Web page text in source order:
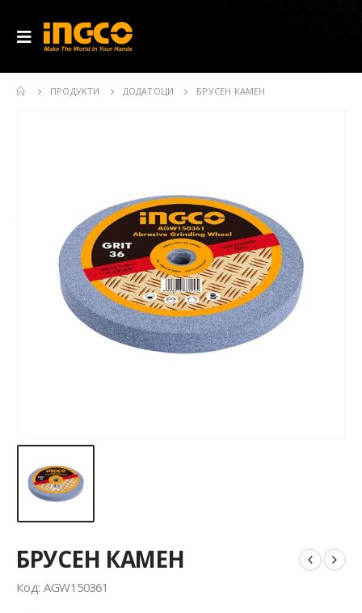
ПРОДУКТИ ДОДАТОЦИ БРУСЕН КАМЕН
БРУСЕН КАМЕН
Код: AGW150361